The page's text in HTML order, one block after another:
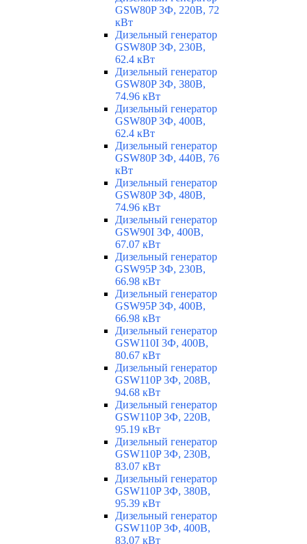
GSW80P 3Ф, 220В, 72
кВт
Дизельный генератор
GSW80P 3Ф, 230В,
62.4 кВт
Дизельный генератор
GSW80P 3Ф, 380В,
74.96 кВт
Дизельный генератор
GSW80P 3Ф, 400В,
62.4 кВт
Дизельный генератор
GSW80P 3Ф, 440В, 76
кВт
Дизельный генератор
GSW80P 3Ф, 480В,
74.96 кВт
Дизельный генератор
GSW90I 3Ф, 400В,
67.07 кВт
Дизельный генератор
GSW95P 3Ф, 230В,
66.98 кВт
Дизельный генератор
GSW95P 3Ф, 400В,
66.98 кВт
Дизельный генератор
GSW110I 3Ф, 400В,
80.67 кВт
Дизельный генератор
GSW110P 3Ф, 208В,
94.68 кВт
Дизельный генератор
GSW110P 3Ф, 220В,
95.19 кВт
Дизельный генератор
GSW110P 3Ф, 230В,
83.07 кВт
Дизельный генератор
GSW110P 3Ф, 380В,
95.39 кВт
Дизельный генератор
GSW110P 3Ф, 400В,
83.07 кВт